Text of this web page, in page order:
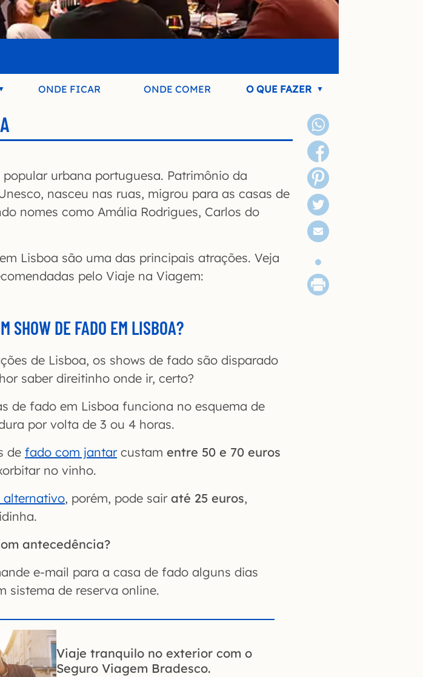
ONDE FICAR ONDE COMER O QUE FAZER
urbana portuguesa. Patrimônio da
nasceu nas ruas, migrou para as casas de
nomes como Amália Rodrigues, Carlos do
Lisboa são uma das principais atrações. Veja
pelo Viaje na Viagem:
SHOW DE FADO EM LISBOA?
de Lisboa, os shows de fado são disparado
saber direitinho onde ir, certo?
de fado em Lisboa funciona no esquema de
por volta de 3 ou 4 horas.
de fado com jantarcustam entre 50 e 70 euros
no vinho.
, porém, pode sair até 25 euros,
antecedência?
e-mail para a casa de fado alguns dias
sistema de reserva online.
Viaje tranquilo no exterior com o
Seguro Viagem Bradesco.